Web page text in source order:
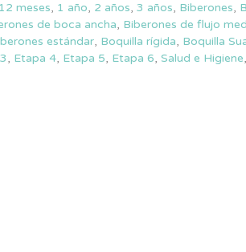
meses, 1 año, 2 años,3 años, Biberones,
de boca ancha, Biberones de flujo
estándar, Boquilla rígida, Boquilla
, Etapa 4, Etapa 5, Etapa 6,Salud e Higiene